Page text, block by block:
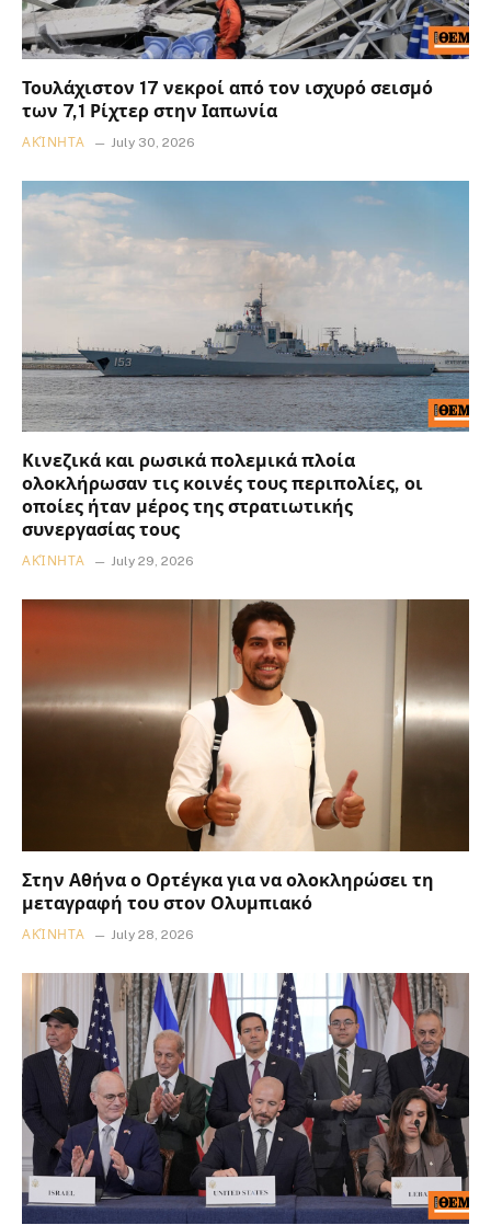
Τουλάχιστον 17 νεκροί από τον ισχυρό σεισμό
των 7,1 Ρίχτερ στην Ιαπωνία
ΑΚΊΝΗΤΑ July 30, 2026
Κινεζικά και ρωσικά πολεμικά πλοία
ολοκλήρωσαν τις κοινές τους περιπολίες, οι
οποίες ήταν μέρος της στρατιωτικής
συνεργασίας τους
ΑΚΊΝΗΤΑ July 29, 2026
Στην Αθήνα ο Ορτέγκα για να ολοκληρώσει τη
μεταγραφή του στον Ολυμπιακό
ΑΚΊΝΗΤΑ July 28, 2026